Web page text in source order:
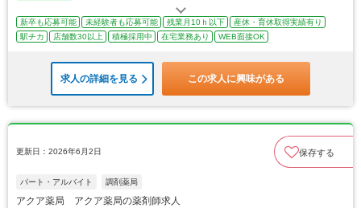
新卒も応募可能 未経験者も応募可能 残業月10ｈ以下
産休・育休取得実績有り
駅チカ
店舗数30以上 積極採用中 在宅業務あり WEB面接OK
求人の詳細を見る この求人に興味がある
更新日：2026年6月2日 保存する
パート・アルバイト 調剤薬局
アクア薬局 アクア薬局の薬剤師求人